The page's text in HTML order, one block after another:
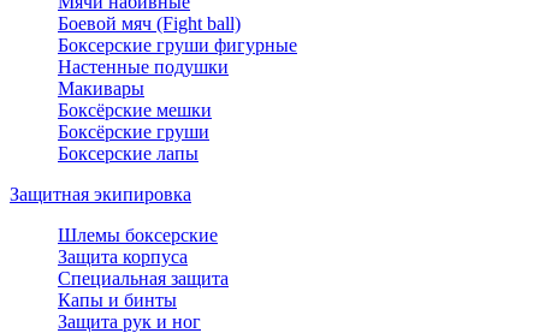
Боевой мяч (Fight ball)
Боксерские груши фигурные
Настенные подушки
Макивары
Боксёрские мешки
Боксёрские груши
Боксерские лапы
Защитная экипировка
Шлемы боксерские
Защита корпуса
Специальная защита
Капы и бинты
Защита рук и ног